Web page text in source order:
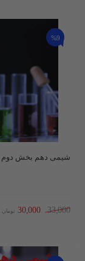
%9
شیمی دهم بخش دوم
33,000
30,000 تومان